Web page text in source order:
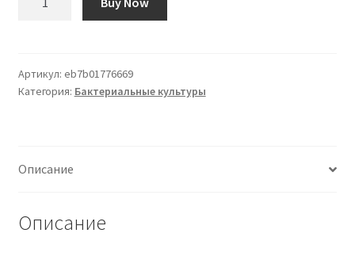
Brave
True
Powder
6g
Артикул: eb7b01776669
Категория: Бактериальные культуры
Описание
Описание